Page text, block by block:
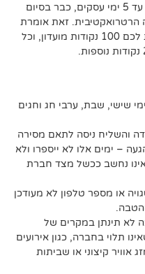
ימי עסקים, כבר בסיום
אומרת
לכם 100 נקודות מועדון, וכל
חג וחגים
מסירה
ולא
מצד חברת
לא מעודכן
של
אירועים
שביתות